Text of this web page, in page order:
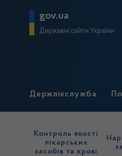
gov.ua
Державні сайти України
Держлікслужба
Контроль якості
лікарських
засобів та крові